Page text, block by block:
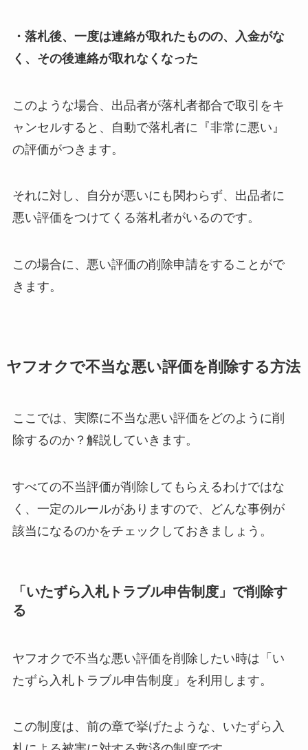
・落札後、一度は連絡が取れたものの、入金がな
く、その後連絡が取れなくなった
このような場合、出品者が落札者都合で取引をキ
ャンセルすると、自動で落札者に『非常に悪い』
の評価がつきます。
それに対し、自分が悪いにも関わらず、出品者に
悪い評価をつけてくる落札者がいるのです。
この場合に、悪い評価の削除申請をすることがで
きます。
ヤフオクで不当な悪い評価を削除する方法
ここでは、実際に不当な悪い評価をどのように削
除するのか？解説していきます。
すべての不当評価が削除してもらえるわけではな
く、一定のルールがありますので、どんな事例が
該当になるのかをチェックしておきましょう。
「いたずら入札トラブル申告制度」で削除す
る
ヤフオクで不当な悪い評価を削除したい時は「い
たずら入札トラブル申告制度」を利用します。
この制度は、前の章で挙げたような、いたずら入